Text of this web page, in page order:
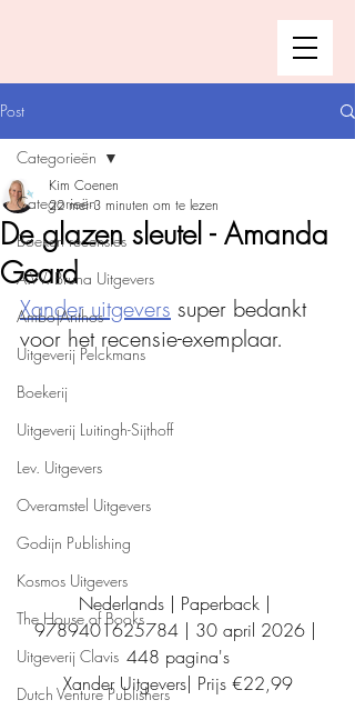
Post
Categorieën
Boeken recensies
A.W. Bruna Uitgevers
Ambo|Anthos
Uitgeverij Pelckmans
Boekerij
Uitgeverij Luitingh-Sijthoff
Lev. Uitgevers
Overamstel Uitgevers
Godijn Publishing
Kosmos Uitgevers
The House of Books
Uitgeverij Clavis
Dutch Venture Publishers
Categorieën
De glazen sleutel - Amanda
Geard
Kim Coenen
22 mei 3 minuten om te lezen
Xander uitgevers super bedankt
voor het recensie-exemplaar.
Nederlands | Paperback |
9789401625784 | 30 april 2026 |
448 pagina's
Xander Uitgevers| Prijs €22,99